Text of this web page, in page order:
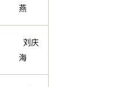
燕
刘庆
海